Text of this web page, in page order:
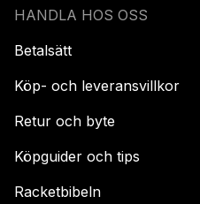
HANDLA HOS OSS
Betalsätt
Köp- och leveransvillkor
Retur och byte
Köpguider och tips
Racketbibeln